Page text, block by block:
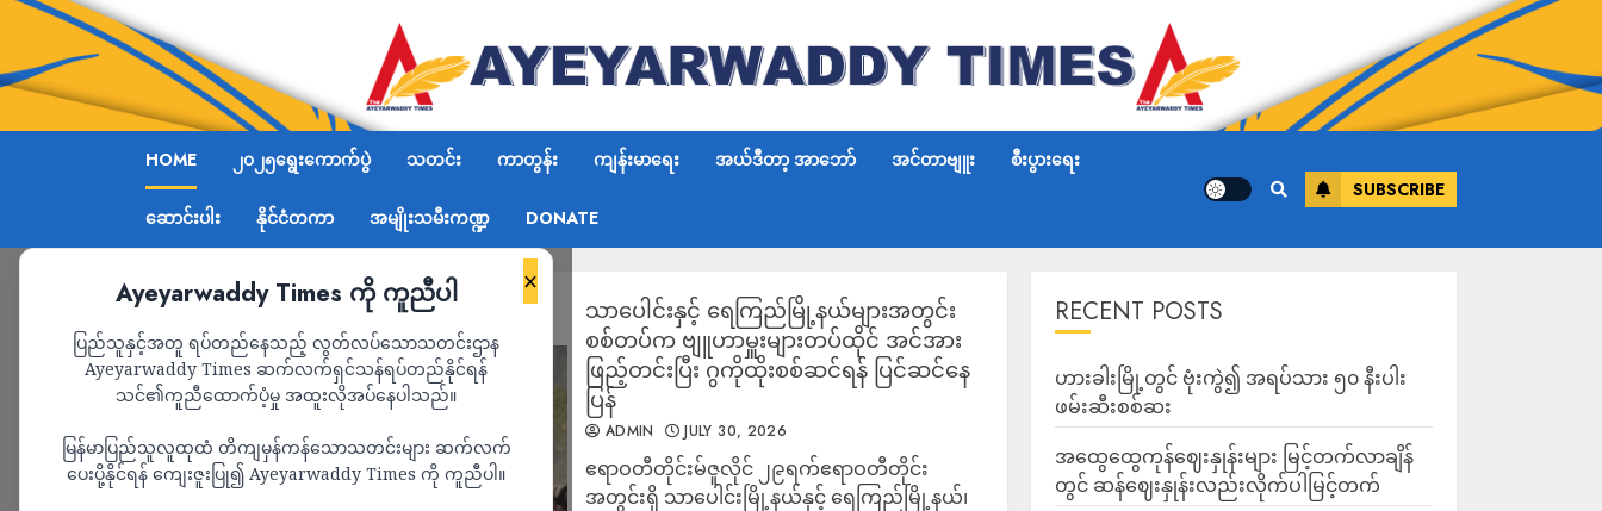
HOME ၂၀၂၅ရွေးကောက်ပွဲ သတင်း ကာတွန်း ကျန်းမာရေး အယ်ဒီတာ့ အာဘော် အင်တာဗျူး စီးပွားရေး
ဆောင်းပါး နိုင်ငံတကာ အမျိုးသမီးကဏ္ဍ DONATE
SUBSCRIBE
×
Ayeyarwaddy Times ကို ကူညီပါ
ပြည်သူနှင့်အတူ ရပ်တည်နေသည့် လွတ်လပ်သောသတင်းဌာန
Ayeyarwaddy Times ဆက်လက်ရှင်သန်ရပ်တည်နိုင်ရန်
သင်၏ကူညီထောက်ပံ့မှု အထူးလိုအပ်နေပါသည်။
မြန်မာပြည်သူလူထုထံ တိကျမှန်ကန်သောသတင်းများ ဆက်လက်
ပေးပို့နိုင်ရန် ကျေးဇူးပြု၍ Ayeyarwaddy Times ကို ကူညီပါ။
သာပေါင်းနှင့် ရေကြည်မြို့နယ်များအတွင်း
စစ်တပ်က ဗျူဟာမှူးများတပ်ထိုင် အင်အား
ဖြည့်တင်းပြီး ဂွကိုထိုးစစ်ဆင်ရန် ပြင်ဆင်နေ
ပြန်
ADMIN JULY 30, 2026
‎ဧရာဝတီတိုင်းမ်‎ဇူလိုင် ၂၉ရက်‎‎ဧရာဝတီတိုင်း
အတွင်းရှိ သာပေါင်းမြို့နယ်နှင့် ရေကြည်မြို့နယ်၊
RECENT POSTS
ဟားခါးမြို့တွင် ဗုံးကွဲ၍ အရပ်သား ၅၀ နီးပါး
ဖမ်းဆီးစစ်ဆး
အထွေထွေကုန်ဈေးနှုန်းများ မြင့်တက်လာချိန်
တွင် ဆန်ဈေးနှုန်းလည်းလိုက်ပါမြင့်တက်